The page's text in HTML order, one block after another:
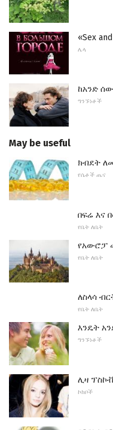
«Sex
ሌላ
ከአንድ
ግንኙነቶች
May be useful
ክብደት
የሴቶች ጤና
በፍሬ እና
የቤት ለቤት
የአውሮፓ
የቤት ለቤት
ለስላሳ
የቤት ለቤት
እንዴት
ግንኙነቶች
ሊዛ
ኮከቦች